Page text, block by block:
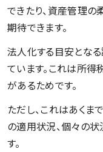
できたり、資産管理の
期待できます。
法人化する目安となる
ています。これは所
があるためです。
ただし、これはあく
の適用状況、個々の
す。